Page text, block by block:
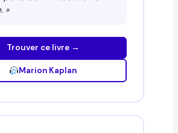
»
Trouver ce livre →
Marion Kaplan